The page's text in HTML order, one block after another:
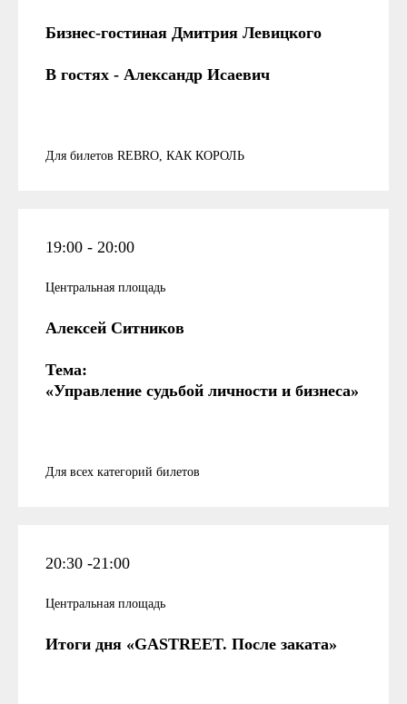
Бизнес-гостиная Дмитрия Левицкого
В гостях - Александр Исаевич
Для билетов REBRO, КАК КОРОЛЬ
19:00 - 20:00
Центральная площадь
Алексей Ситников
Тема:
«Управление судьбой личности и бизнеса»
Для всех категорий билетов
20:30 -21:00
Центральная площадь
Итоги дня «GASTREET. После заката»